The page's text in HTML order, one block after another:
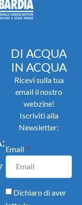
DI ACQUA
IN ACQUA
Ricevi sulla tua
email il nostro
webzine!
Iscriviti alla
Newsletter:
Email
Dichiaro di aver